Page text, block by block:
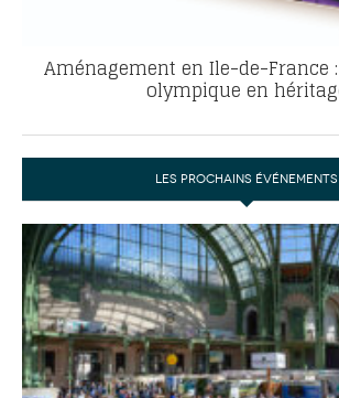
Aménagement en Ile-de-France
olympique en
LES PROCHAINS ÉVÉNEMENTS